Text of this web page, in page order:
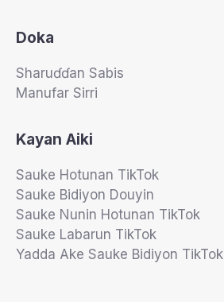
Doka
Sharuɗɗan Sabis
Manufar Sirri
Kayan Aiki
Sauke Hotunan TikTok
Sauke Bidiyon Douyin
Sauke Nunin Hotunan TikTok
Sauke Labarun TikTok
Yadda Ake Sauke Bidiyon TikTok